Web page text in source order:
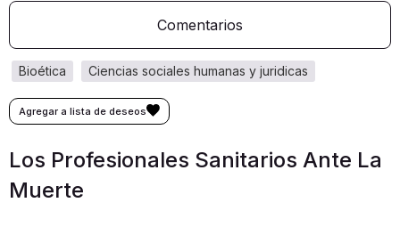
Comentarios
ciencias sociales humanas y juridicas
bioética
Los Profesionales Sanitarios Ante La
Muerte